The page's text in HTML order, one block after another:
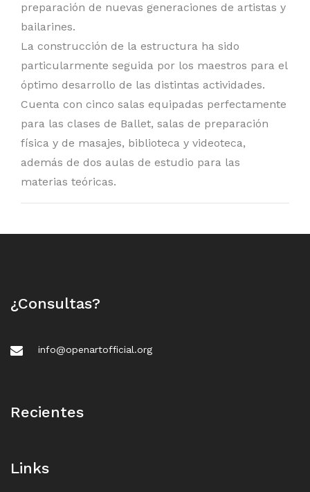
preparación de nuevas generaciones de artistas y
bailarines.
La construcción de la estructura ha sido
particularmente seguida por los maestros para el
óptimo desarrollo de las distintas actividades.
Cuenta con cinco salas equipadas perfectamente
para las clases de Ballet, salas de preparación
física y de masajes, biblioteca y videoteca,
además de dos aulas de estudio para las
materias teóricas.
¿Consultas?
info@openartofficial.org
Recientes
Links